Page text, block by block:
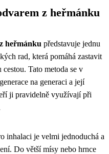
z heřmánku
heřmánku představuje jednu
rad, která pomáhá zastavit
Tato metoda se v
na generaci a její
ji pravidelně využívají při
inhalaci je velmi jednoduchá a
Do větší mísy nebo hrnce